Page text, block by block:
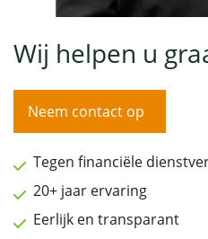
Wij helpen u
Neem contact op
Tegen financiële
20+ jaar ervaring
Eerlijk en transparant